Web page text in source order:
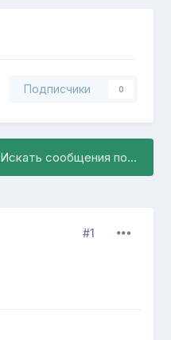
Подписчики 0
Искать сообщения по...
#1